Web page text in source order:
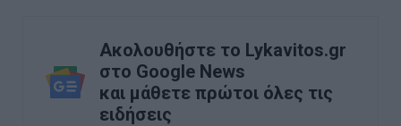
Ακολουθήστε το Lykavitos.gr
στο Google News
και μάθετε πρώτοι όλες τις
ειδήσεις